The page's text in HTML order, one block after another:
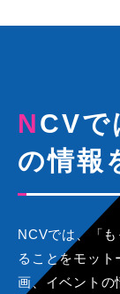
NCVでは、視聴者さまから
の情報
NCVでは、「
ることをモッ
画、イベントの